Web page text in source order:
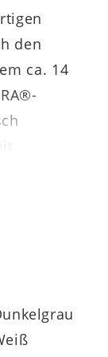
den
ca. 14